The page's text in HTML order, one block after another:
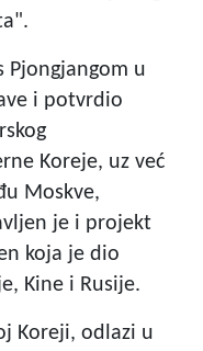
Pjongjangom u
i potvrdio
Koreje, uz već
Moskve,
je i projekt
koja je dio
Kine i Rusije.
Koreji, odlazi u